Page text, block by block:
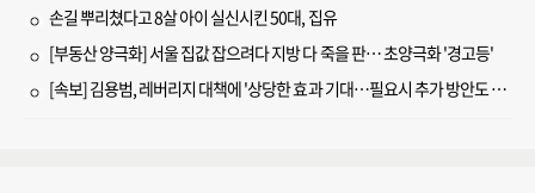
손길 뿌리쳤다고 8살 아이 실신시킨 50대, 집유
[부동산 양극화] 서울 집값 잡으려다 지방 다 죽을 판… 초양극화 '경고등'
[속보] 김용범, 레버리지 대책에 '상당한 효과 기대…필요시 추가 방안도 검토'